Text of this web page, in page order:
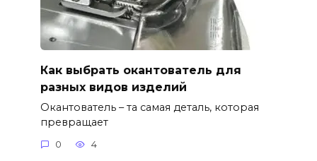
Как выбрать окантователь для
разных видов изделий
Окантователь – та самая деталь, которая
превращает
0 4